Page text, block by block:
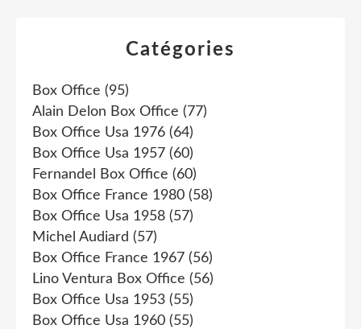
Catégories
Box Office (95)
Alain Delon Box Office (77)
Box Office Usa 1976 (64)
Box Office Usa 1957 (60)
Fernandel Box Office (60)
Box Office France 1980 (58)
Box Office Usa 1958 (57)
Michel Audiard (57)
Box Office France 1967 (56)
Lino Ventura Box Office (56)
Box Office Usa 1953 (55)
Box Office Usa 1960 (55)